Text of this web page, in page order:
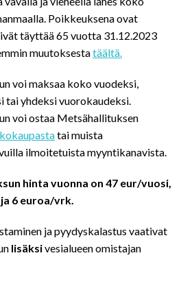
Poikkeuksena ovat
täyttää 65 vuotta 31.12.2023
muutoksestatäältä.
voi maksaa koko vuodeksi,
tai yhdeksi vuorokaudeksi.
voi ostaa Metsähallituksen
tai muista
ilmoitetuista myyntikanavista.
hinta vuonna on 47 eur/vuosi,
6 euroa/vrk.
ja pyydyskalastus vaativat
lisäksivesialueen omistajan